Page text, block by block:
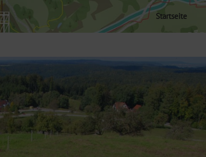
Startseite